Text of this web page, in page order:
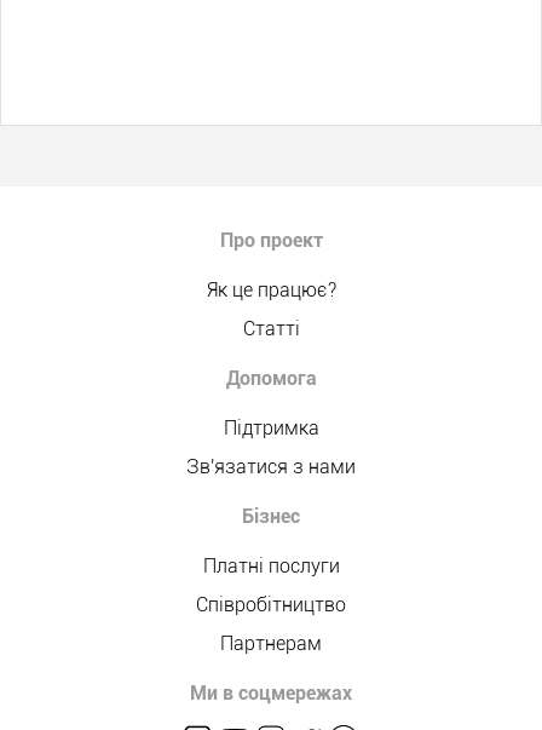
Про проект
Як це працює?
Статті
Допомога
Підтримка
Зв'язатися з нами
Бізнес
Платні послуги
Співробітництво
Партнерам
Ми в соцмережах